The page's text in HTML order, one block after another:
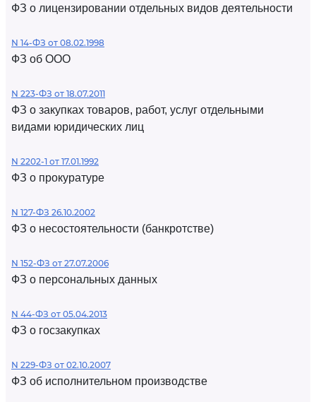
ФЗ о лицензировании отдельных видов деятельности
N 14-ФЗ от 08.02.1998
ФЗ об ООО
N 223-ФЗ от 18.07.2011
ФЗ о закупках товаров, работ, услуг отдельными
видами юридических лиц
N 2202-1 от 17.01.1992
ФЗ о прокуратуре
N 127-ФЗ 26.10.2002
ФЗ о несостоятельности (банкротстве)
N 152-ФЗ от 27.07.2006
ФЗ о персональных данных
N 44-ФЗ от 05.04.2013
ФЗ о госзакупках
N 229-ФЗ от 02.10.2007
ФЗ об исполнительном производстве